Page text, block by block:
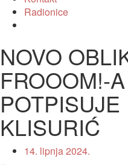
Radionice
NOVO
FROOOM!-
POTPISUJE
KLISURIĆ
14. lipnja 2024.